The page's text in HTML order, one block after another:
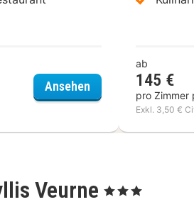
AnsehenHotel Cecil
ab
145 €
pro Zimmer
Exkl. 3,50 €
Veurne , 3 Sterne